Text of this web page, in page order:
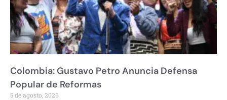
Colombia: Gustavo Petro Anuncia Defensa
Popular de Reformas
5 de agosto, 2026